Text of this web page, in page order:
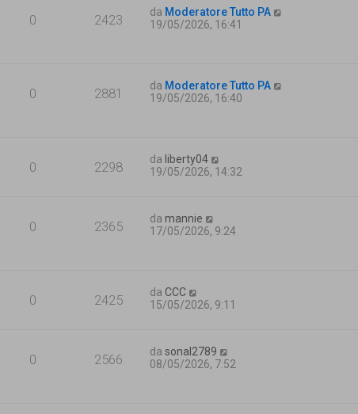
0 2423 da Moderatore Tutto PA
19/05/2026, 16:41
0 2881 da Moderatore Tutto PA
19/05/2026, 16:40
0 2298 da liberty04
19/05/2026, 14:32
0 2365 da mannie
17/05/2026, 9:24
0 2425 da CCC
15/05/2026, 9:11
0 2566 dasonal2789
08/05/2026, 7:52